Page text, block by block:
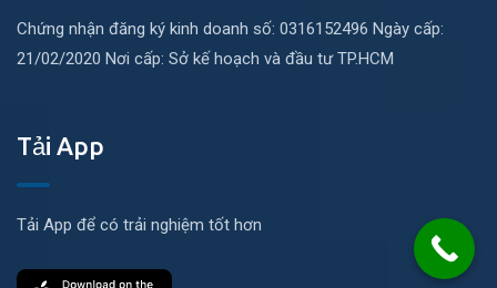
Chứng nhận đăng ký kinh doanh số: 0316152496 Ngày cấp:
21/02/2020 Nơi cấp: Sở kế hoạch và đầu tư TP.HCM
Tải App
Tải App để có trải nghiệm tốt hơn